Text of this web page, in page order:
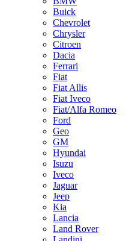
Buick
Chevrolet
Chrysler
Citroen
Dacia
Ferrari
Fiat
Fiat Allis
Fiat Iveco
Fiat/Alfa Romeo
Ford
Geo
GM
Hyundai
Isuzu
Iveco
Jaguar
Jeep
Kia
Lancia
Land Rover